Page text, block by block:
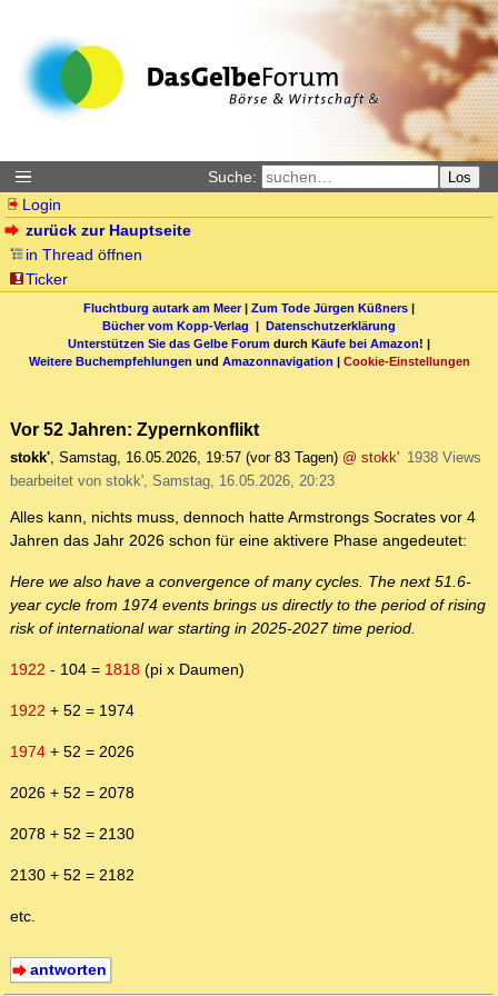
Suche: Los
Login
zurück zur Hauptseite
in Thread öffnen
Ticker
Fluchtburg autark am Meer| Zum Tode Jürgen Küßners |
Bücher vom Kopp-Verlag | Datenschutzerklärung
Unterstützen Sie das Gelbe Forum durch Käufe bei Amazon! |
Weitere Buchempfehlungen und Amazonnavigation | Cookie-Einstellungen
Vor 52 Jahren: Zypernkonflikt
stokk', Samstag, 16.05.2026, 19:57 (vor 83 Tagen) @ stokk' 1938 Views
bearbeitet von stokk', Samstag, 16.05.2026, 20:23
Alles kann, nichts muss, dennoch hatte Armstrongs Socrates vor 4
Jahren das Jahr 2026 schon für eine aktivere Phase angedeutet:
Here we also have a convergence of many cycles. The next 51.6-
year cycle from 1974 events brings us directly to the period of rising
risk of international war starting in 2025-2027 time period.
1922 - 104 = 1818 (pi x Daumen)
1922 + 52 = 1974
1974 + 52 = 2026
2026 + 52 = 2078
2078 + 52 = 2130
2130 + 52 = 2182
etc.
antworten